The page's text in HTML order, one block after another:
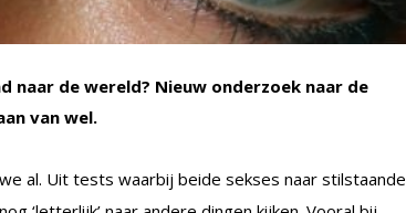
naar de wereld? Nieuw onderzoek naar de
van wel.
al. Uit tests waarbij beide sekses naar stilstaande